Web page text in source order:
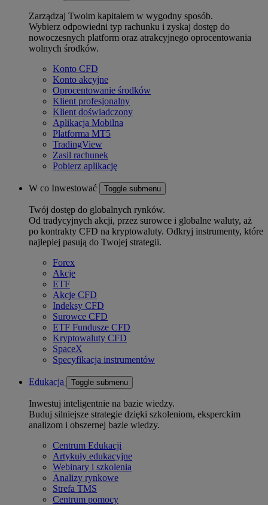
Zarządzaj Twoim kapitałem w wygodny sposób.
Wybierz odpowiedni typ rachunku i zyskaj dostęp do
nowoczesnych platform oraz atrakcyjnego oprocentowania
wolnych środków.
Konto CFD
Konto akcyjne
Oprocentowanie środków
Klient profesjonalny
Klient doświadczony
Aplikacja Mobilna
Platforma MT5
TradingView
Zasil rachunek
Pobierz aplikację
W co Inwestować Toggle submenu
Twój dostęp do globalnych rynków.
Od tradycyjnych akcji, przez surowce i globalne waluty, aż
po kontrakty CFD na kryptowaluty. Odkryj instrumenty, które
najlepiej pasują do Twojej strategii.
Forex
Akcje
ETF
Akcje CFD
Indeksy CFD
Surowce CFD
ETF Fundusze CFD
Kryptowaluty CFD
SpaceX
Specyfikacja instrumentów
Edukacja Toggle submenu
Inwestuj inteligentnie na bazie wiedzy.
Buduj silniejsze strategie dzięki szkoleniom, eksperckim
analizom i obszernej bazie wiedzy.
Centrum Edukacji
Artykuły edukacyjne
Webinary i szkolenia
Analizy rynkowe
Strefa TMS
Centrum pomocy